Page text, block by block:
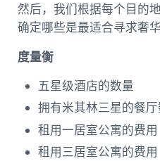
然后，我们根据每个目的
确定哪些是最适合寻求奢
度量衡
五星级酒店的数量
拥有米其林三星的餐
租用一居室公寓的费用
租用三居室公寓的费用